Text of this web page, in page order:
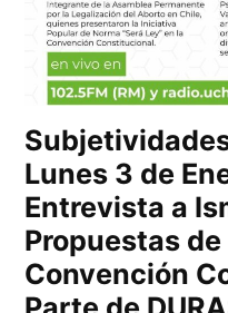
Lunes 3 de
Entrevista a
Propuestas
Convención